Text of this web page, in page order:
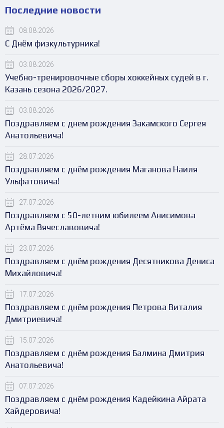
Последние новости
08.08.2026
С Днём физкультурника!
03.08.2026
Учебно-тренировочные сборы хоккейных судей в г.
Казань сезона 2026/2027.
03.08.2026
Поздравляем с днем рождения Закамского Сергея
Анатольевича!
28.07.2026
Поздравляем с днём рождения Маганова Наиля
Ульфатовича!
27.07.2026
Поздравляем с 50-летним юбилеем Анисимова
Артёма Вячеславовича!
23.07.2026
Поздравляем с днём рождения Десятникова Дениса
Михайловича!
17.07.2026
Поздравляем с днём рождения Петрова Виталия
Дмитриевича!
15.07.2026
Поздравляем с днём рождения Балмина Дмитрия
Анатольевича!
07.07.2026
Поздравляем с днём рождения Кадейкина Айрата
Хайдеровича!